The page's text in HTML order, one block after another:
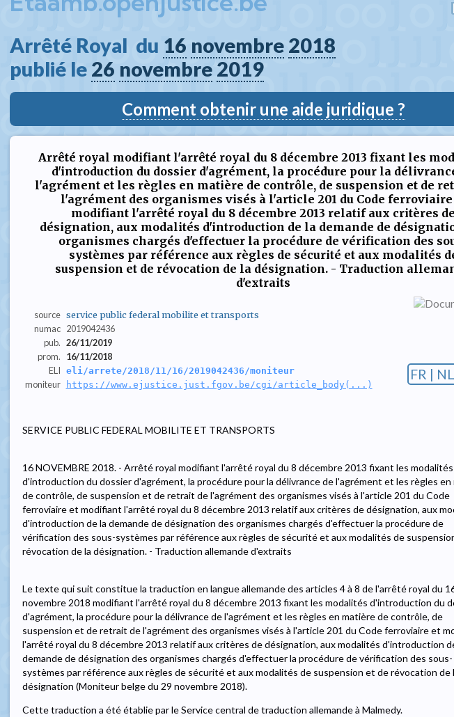
Arrêté Royal  du 16 novembre 2018
publié le 26 novembre 2019
Comment obtenir une aide juridique ?
Arrêté royal modifiant l'arrêté royal du 8 décembre 2013 fixant les
d'introduction du dossier d'agrément, la procédure pour la
l'agrément et les règles en matière de contrôle, de suspension et de
l'agrément des organismes visés à l'article 201 du Code ferroviaire
modifiant l'arrêté royal du 8 décembre 2013 relatif aux critères de
désignation, aux modalités d'introduction de la demande de
organismes chargés d'effectuer la procédure de vérification des
systèmes par référence aux règles de sécurité et aux modalités
suspension et de révocation de la désignation. - Traduction
d'extraits
source service public federal mobilite et transports
numac 2019042436
pub. 26/11/2019
prom.
16/11/2018
ELI eli/arrete/2018/11/16/2019042436/moniteur
moniteur https://www.ejustice.just.fgov.be/cgi/article_body(...)
FR | NL
SERVICE PUBLIC FEDERAL MOBILITE ET TRANSPORTS
16 NOVEMBRE 2018. - Arrêté royal modifiant l'arrêté royal du 8 décembre 2013 fixant les modalités
d'introduction du dossier d'agrément, la procédure pour la délivrance de l'agrément et les règles en
de contrôle, de suspension et de retrait de l'agrément des organismes visés à l'article 201 du Code
ferroviaire et modifiant l'arrêté royal du 8 décembre 2013 relatif aux critères de désignation, aux
d'introduction de la demande de désignation des organismes chargés d'effectuer la procédure de
vérification des sous-systèmes par référence aux règles de sécurité et aux modalités de
révocation de la désignation. - Traduction allemande d'extraits
Le texte qui suit constitue la traduction en langue allemande des articles 4 à 8 de l'arrêté royal du
novembre 2018 modifiant l'arrêté royal du 8 décembre 2013 fixant les modalités d'introduction du
d'agrément, la procédure pour la délivrance de l'agrément et les règles en matière de contrôle, de
suspension et de retrait de l'agrément des organismes visés à l'article 201 du Code ferroviaire et
l'arrêté royal du 8 décembre 2013 relatif aux critères de désignation, aux modalités d'introduction
demande de désignation des organismes chargés d'effectuer la procédure de vérification des sous-
systèmes par référence aux règles de sécurité et aux modalités de suspension et de révocation de
désignation (Moniteur belge du 29 novembre 2018).
Cette traduction a été établie par le Service central de traduction allemande à Malmedy.